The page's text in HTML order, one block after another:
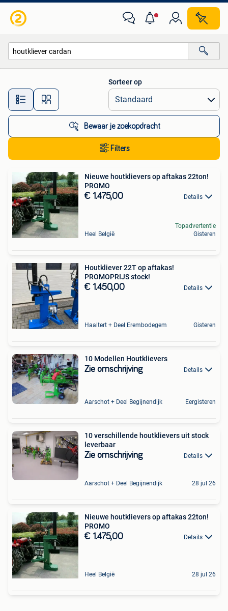
Alle afstanden…
Sorteer op
Bewaar je zoekopdracht
Filters
Nieuwe houtklievers op aftakas 22ton!
PROMO
€ 1.475,00 Details
Heel België
Topadvertentie
Gisteren
Houtkliever 22T op aftakas!
PROMOPRIJS stock!
€ 1.450,00 Details
Haaltert + Deel Erembodegem Gisteren
10 Modellen Houtklievers
Zie omschrijving Details
Aarschot + Deel Begijnendijk Eergisteren
10 verschillende houtklievers uit stock
leverbaar
Zie omschrijving Details
Aarschot + Deel Begijnendijk 28 jul 26
Nieuwe houtklievers op aftakas 22ton!
PROMO
€ 1.475,00 Details
Heel België 28 jul 26